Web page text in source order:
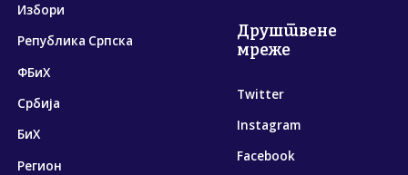
Избори
Република Српска
ФБиХ
Србија
БиХ
Регион
Друштвене
мреже
Twitter
Instagram
Facebook